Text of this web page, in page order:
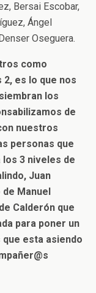
Bersai Escobar,
Ángel
Oseguera.
como
es lo que nos
los
de
nuestros
personas que
3 niveles de
Juan
Manuel
Calderón que
para poner un
esta asiendo